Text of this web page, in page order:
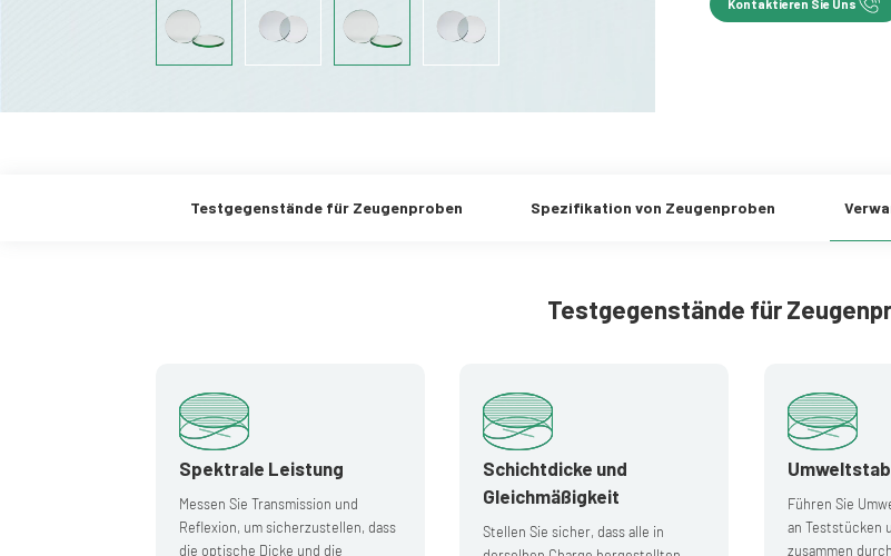
Kontaktieren Sie Uns
Testgegenstände für Zeugenproben Spezifikation von Zeugenproben
Testgegenstände für
Spektrale Leistung
Messen Sie Transmission und
Reflexion, um sicherzustellen, dass
die optische Dicke und die
Schichtdicke und
Gleichmäßigkeit
Stellen Sie sicher, dass alle in
Führen Sie
an Teststücken
zusammen